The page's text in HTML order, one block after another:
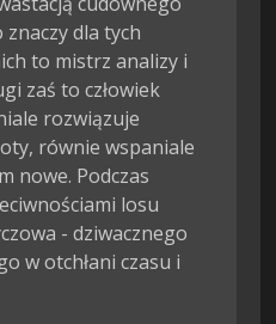
dla tych
to mistrz analizy i
zaś to człowiek
rozwiązuje
równie wspaniale
nowe. Podczas
losu
- dziwacznego
w otchłani czasu i